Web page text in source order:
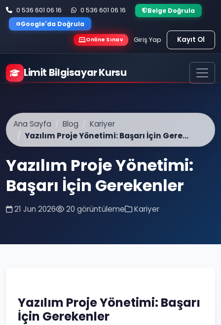
0 536 601 06 16 0 536 601 06 16 Belge Doğrula
GGoogle'da Doğrula
Online Sınav Giriş Yap Kayıt Ol
Limit Bilgisayar Kursu
Ana Sayfa Blog
Kariyer
Yazılım Proje Yönetimi: Başarı İçin Gere...
Yazılım Proje Yönetimi:
Başarı İçin Gerekenler
21 Jun 2026 20 görüntüleme Kariyer
Yazılım Proje Yönetimi: Başarı
İçin Gerekenler